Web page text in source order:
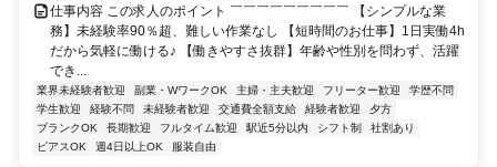
仕事内容 この求人のポイント ￣￣￣￣￣￣￣￣￣ 【シンプルな業
務】未経験率90％超、難しい作業なし 【短時間のお仕事】1日実働4h
だから気軽に働ける♪ 【働きやすさ抜群】年齢や性別を問わず、活躍
でき...
業界未経験者歓迎 副業・WワークOK 主婦・主夫歓迎 フリーター歓迎
学歴不問
学生歓迎
経験不問 未経験者歓迎 交通費全額支給 経験者歓迎
夕方
ブランクOK
長期歓迎 フルタイム歓迎 駅近5分以内 シフト制
社割あり
ピアスOK
週4日以上OK 服装自由